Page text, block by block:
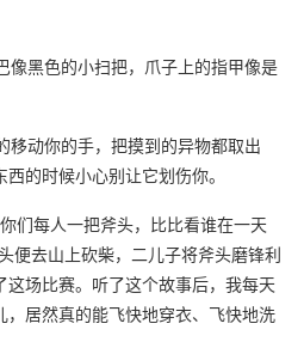
像黑色的小扫把，爪子上的指甲像是
移动你的手，把摸到的异物都取出
的时候小心别让它划伤你。
们每人一把斧头，比比看谁在一天
便去山上砍柴，二儿子将斧头磨锋利
这场比赛。听了这个故事后，我每天
居然真的能飞快地穿衣、飞快地洗